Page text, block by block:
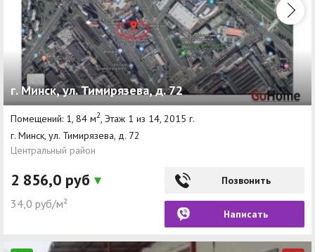
г. Минск, ул. Тимирязева, д. 72
Помещений: 1, 84 м2, Этаж 1 из 14, 2015 г.
г. Минск, ул. Тимирязева, д. 72
Центральный район
2 856,0 руб
34,0 руб/м²
Позвонить
Написать